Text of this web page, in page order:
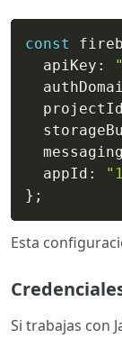
const
  apiKey
:
  projectId
  appId
:
} ;
Esta
Si trabajas con